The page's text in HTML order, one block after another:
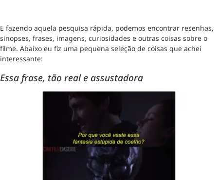
E fazendo aquela pesquisa rápida, podemos encontrar resenhas,
sinopses, frases, imagens, curiosidades e outras coisas sobre o
filme. Abaixo eu fiz uma pequena seleção de coisas que achei
interessante:
Essa frase, tão real e assustadora